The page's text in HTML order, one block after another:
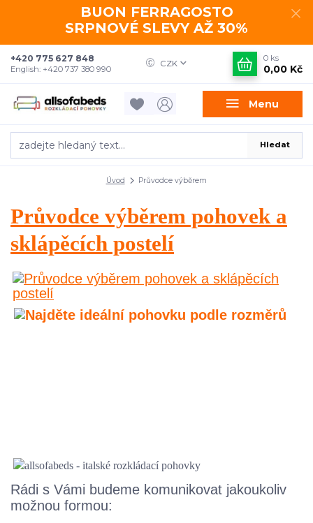
BUON FERRAGOSTO
SRPNOVÉ SLEVY AŽ 30%
Menu
CZK
Hledat
+420 775 627 848
English: +420 737 380 990
0 ks
0,00 Kč
Úvod Průvodce výběrem
Průvodce výběrem pohovek a
sklápěcích postelí
Rádi s Vámi budeme komunikovat jakoukoliv
možnou formou: